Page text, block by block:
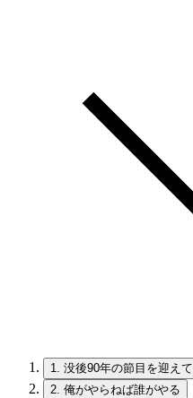
1.
没後90年の節目を迎えて
2. 俺がやらねば誰がやる